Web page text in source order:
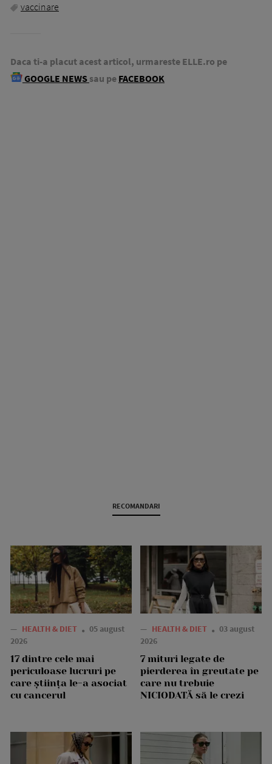
vaccinare
Daca ti-a placut acest articol, urmareste ELLE.ro pe
GOOGLE NEWS sau pe FACEBOOK
RECOMANDARI
— HEALTH & DIET
05 august
2026
17 dintre cele mai
periculoase lucruri pe
care știința le-a asociat
cu cancerul
— HEALTH & DIET
03 august
2026
7 mituri legate de
pierderea în greutate pe
care nu trebuie
NICIODATĂ să le crezi